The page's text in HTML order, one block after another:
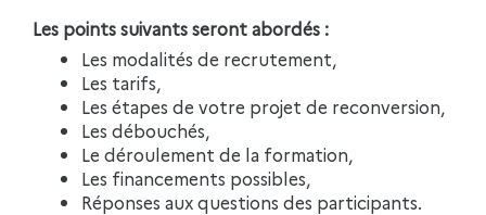
Les points suivants seront abordés :
Les modalités de recrutement,
Les tarifs,
Les étapes de votre projet de reconversion,
Les débouchés,
Le déroulement de la formation,
Les financements possibles,
Réponses aux questions des participants.